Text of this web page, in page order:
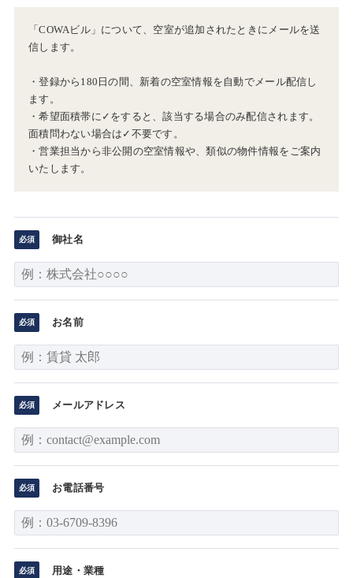
「COWAビル」について、空室が追加されたときにメールを送
信します。
・登録から180日の間、新着の空室情報を自動でメール配信し
ます。
・希望面積帯に✓をすると、該当する場合のみ配信されます。
面積問わない場合は✓不要です。
・営業担当から非公開の空室情報や、類似の物件情報をご案内
いたします。
御社名
お名前
メールアドレス
お電話番号
用途・業種